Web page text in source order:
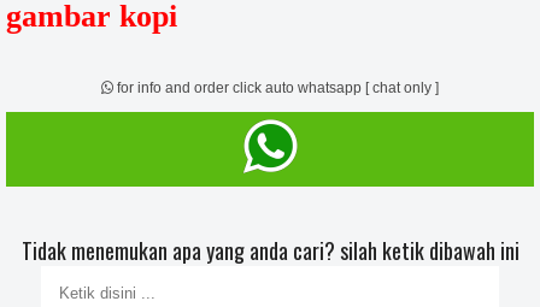
gambar kopi
for info and order click auto whatsapp [ chat only ]
Tidak menemukan apa yang anda cari? silah ketik dibawah ini